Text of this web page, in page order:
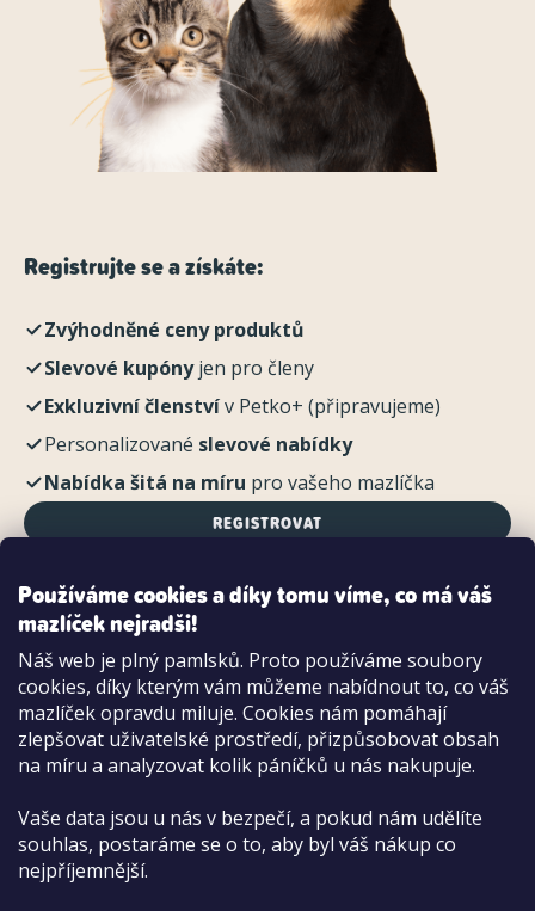
Používáme cookies a díky tomu víme, co má váš
mazlíček nejradši!
Náš web je plný pamlsků. Proto používáme soubory
cookies, díky kterým vám můžeme nabídnout to, co váš
mazlíček opravdu miluje. Cookies nám pomáhají
zlepšovat uživatelské prostředí, přizpůsobovat obsah
na míru a analyzovat kolik páníčků u nás nakupuje.
Vaše data jsou u nás v bezpečí, a pokud nám udělíte
souhlas, postaráme se o to, aby byl váš nákup co
nejpříjemnější.
Registrujte se a získáte:
Zvýhodněné ceny produktů
Slevové kupónyjen pro členy
Exkluzivní členstvív Petko+ (připravujeme)
Personalizované slevové nabídky
Nabídka šitá na míru pro vašeho mazlíčka
REGISTROVAT
Možnosti platby:
Dobírkou
Hotově i kartou na pobočce